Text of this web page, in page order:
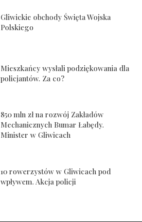
Gliwickie obchody Święta Wojska
Polskiego
Mieszkańcy wysłali podziękowania dla
policjantów. Za co?
850 mln zł na rozwój Zakładów
Mechanicznych Bumar Łabędy.
Minister w Gliwicach
10 rowerzystów w Gliwicach pod
wpływem. Akcja policji